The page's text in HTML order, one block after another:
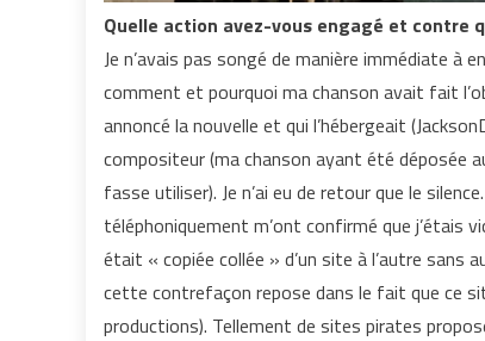
Quelle action avez-vous engagé et contre
Je n’avais pas songé de manière immédiate à
comment et pourquoi ma chanson avait fait
annoncé la nouvelle et qui l’hébergeait
compositeur (ma chanson ayant été déposée
fasse utiliser). Je n’ai eu de retour que le
téléphoniquement m’ont confirmé que
était « copiée collée » d’un site à l’autre
cette contrefaçon repose dans le fait que ce
productions). Tellement de sites pirates